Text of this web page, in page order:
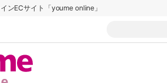
ンECサイト「youme online」